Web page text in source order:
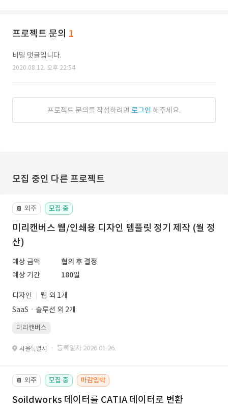
프로젝트 문의 1
비밀 댓글입니다.
2020.08.12. 오후 22:54
프로젝트 문의를 작성하려면 로그인 해주세요.
모집 중인 다른 프로젝트
📔 외주 모집 중
미리캔버스 웹/인쇄용 디자인 템플릿 정기 제작 (월 정
산)
예상 금액
협의 후 결정
예상 기간
180일
디자인
웹 외 1개
SaaSㆍ솔루션 외 2개
미리캔버스
서울특별시 · 등록일자 2026.01.26.
📔 외주 모집 중 마감임박
Soildworks 데이터를 CATIA 데이터로 변환